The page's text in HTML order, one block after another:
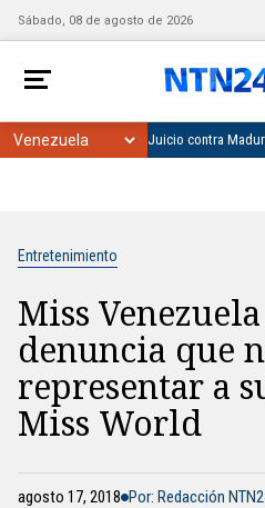
Sábado, 08 de agosto de 2026
Juicio contra
Entretenimiento
Miss
denuncia que
representar a
Miss World
agosto 17, 2018 Por: Redacción